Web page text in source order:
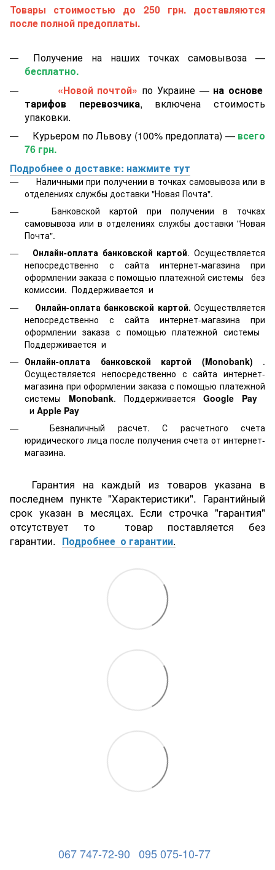
Товары стоимостью до 250 грн. доставляются
после полной предоплаты.
Получение на наших точках самовывоза —
бесплатно.
«Новой почтой» по Украине — на основе
тарифов перевозчика, включена стоимость
упаковки.
Курьером по Львову (100% предоплата) — всего
76 грн.
Подробнее о доставке: нажмите тут
Наличными при получении в точках самовывоза или в
отделениях службы доставки "Новая Почта".
Банковской картой при получении в точках
самовывоза или в отделениях службы доставки "Новая
Почта".
Онлайн-оплата банковской картой. Осуществляется
непосредственно с сайта интернет-магазина при
оформлении заказа с помощью платежной системы
без
комиссии. Поддерживается и
Онлайн-оплата банковской картой. Осуществляется
непосредственно с сайта интернет-магазина при
оформлении заказа с помощью платежной системы
Поддерживается и
Онлайн-оплата банковской картой
(Monobank) .
Осуществляется непосредственно с сайта интернет-
магазина при оформлении заказа с помощью платежной
системы Monobank. ПоддерживаетсяGoogle Pay
и Apple Pay
Безналичный расчет. С расчетного счета
юридического лица после получения счета от интернет-
магазина.
Гарантия на каждый из товаров указана в
последнем пункте "Характеристики". Гарантийный
срок указан в месяцах. Если строчка "гарантия"
отсутствует то товар поставляется без
гарантии. Подробнее о гарантии.
067 747-72-90 095 075-10-77